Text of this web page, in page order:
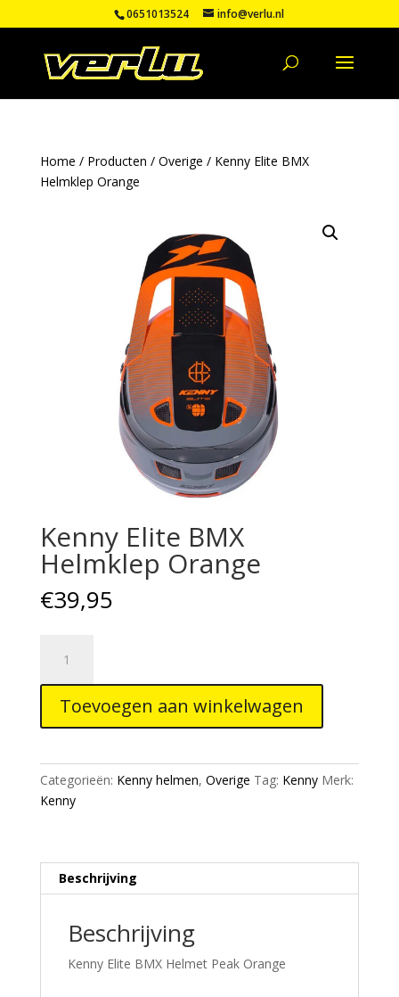
0651013524 info@verlu.nl
Home / Producten / Overige / Kenny Elite BMX
Helmklep Orange
Kenny Elite BMX
Helmklep Orange
€39,95
BMX
Helmklep
Orange
Toevoegen aan winkelwagen
Categorieën: Kenny helmen, Overige Tag: Kenny Merk:
Kenny
Beschrijving
Beschrijving
Kenny Elite BMX Helmet Peak Orange